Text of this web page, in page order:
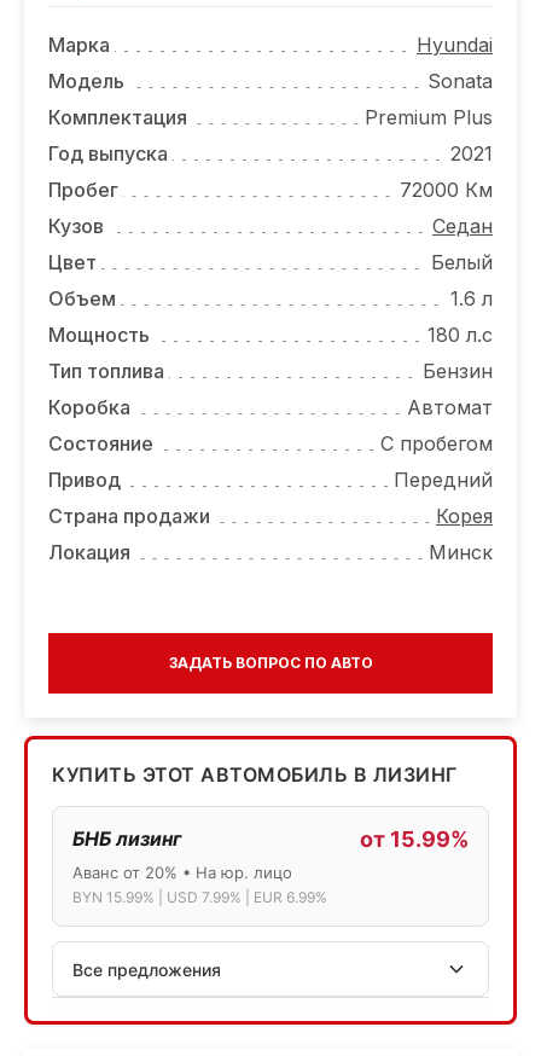
О КОМПАНИИ
Марка
Hyundai
Модель
Sonata
Комплектация
Premium Plus
Год выпуска
2021
Пробег
72000 Км
Кузов
Седан
Цвет
Белый
Объем
1.6 л
Мощность
180 л.с
Тип топлива
Бензин
Коробка
Автомат
Состояние
С пробегом
Привод
Передний
Страна продажи
Корея
Локация
Минск
ЗАДАТЬ ВОПРОС ПО АВТО
КУПИТЬ ЭТОТ АВТОМОБИЛЬ В ЛИЗИНГ
БНБ лизинг от 15.99%
Аванс от 20% • На юр. лицо
BYN 15.99% | USD 7.99% | EUR 6.99%
Все предложения
АСБ лизинг